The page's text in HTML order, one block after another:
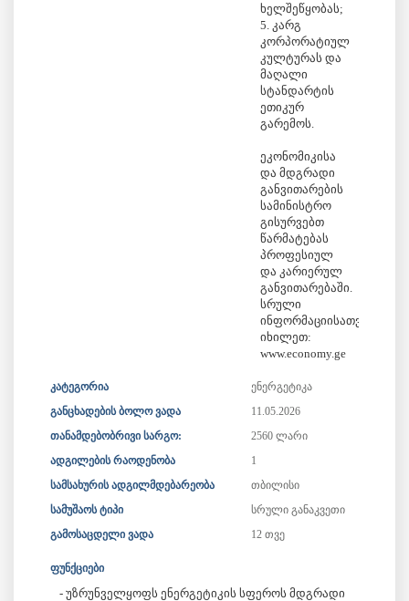
ხელშეწყობას;
5. კარგ
კორპორატიულ
კულტურას და
მაღალი
სტანდარტის
ეთიკურ
გარემოს.
ეკონომიკისა
და მდგრადი
განვითარების
სამინისტრო
გისურვებთ
წარმატებას
პროფესიულ
და კარიერულ
განვითარებაში.
სრული
ინფორმაციისათვის
იხილეთ:
www.economy.ge
კატეგორია
ენერგეტიკა
განცხადების ბოლო ვადა
11.05.2026
თანამდებობრივი სარგო:
2560 ლარი
ადგილების რაოდენობა
1
სამსახურის ადგილმდებარეობა
თბილისი
სამუშაოს ტიპი
სრული განაკვეთი
გამოსაცდელი ვადა
12 თვე
ფუნქციები
- უზრუნველყოფს ენერგეტიკის სფეროს მდგრადი